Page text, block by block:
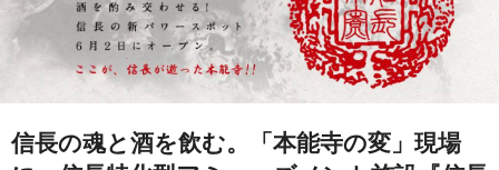
信長の魂と酒を飲む。「本能寺の変」現場